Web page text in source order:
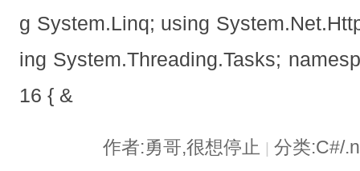
g System.Linq; using
ing System.Threading.Tasks;
16 { &
作者:勇哥,很想停止 分类:C#/